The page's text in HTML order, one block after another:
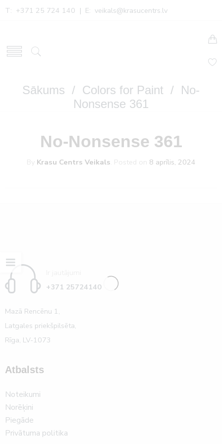
T: +371 25 724 140 | E: veikals@krasucentrs.lv
Sākums / Colors for Paint / No-
Nonsense 361
No-Nonsense 361
By Krasu Centrs Veikals Posted on 8 aprīlis, 2024
+371 25724140
Mazā Rencēnu 1,
Latgales priekšpilsēta,
Rīga, LV-1073
Atbalsts
Noteikumi
Norēķini
Piegāde
Privātuma politika